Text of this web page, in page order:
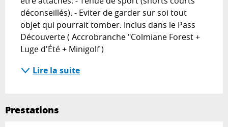
déconseillés). - Eviter de garder sur soi tout
objet qui pourrait tomber. Inclus dans le Pass
Découverte ( Accrobranche "Colmiane Forest +
Luge d'Été + Minigolf )
Lire la suite
Prestations